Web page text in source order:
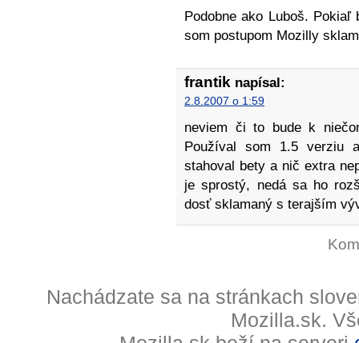
Podobne ako Luboš.
som postupom Mozilly
frantik napísal:
2.8.2007 o 1:59
neviem či to bude k
Používal som 1.5 verziu
stahoval bety a nič extra
je sprostý, nedá sa ho
dosť sklamaný s terajším
Nachádzate sa na stránkach
Mozilla.sk.